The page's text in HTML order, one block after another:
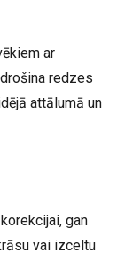
ar
redzes
attālumā un
gan
vai izceltu